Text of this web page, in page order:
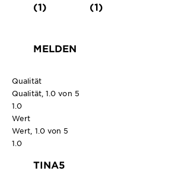
(1) (1)
MELDEN
Qualität
Qualität, 1.0 von 5
1.0
Wert
Wert, 1.0 von 5
1.0
TINA5